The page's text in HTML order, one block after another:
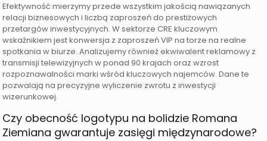
Efektywność mierzymy przede wszystkim jakością nawiązanych
relacji biznesowych i liczbą zaproszeń do prestiżowych
przetargów inwestycyjnych. W sektorze CRE kluczowym
wskaźnikiem jest konwersja z zaproszeń VIP na torze na realne
spotkania w biurze. Analizujemy również ekwiwalent reklamowy z
transmisji telewizyjnych w ponad 90 krajach oraz wzrost
rozpoznawalności marki wśród kluczowych najemców. Dane te
pozwalają na precyzyjne wyliczenie zwrotu z inwestycji
wizerunkowej.
Czy obecność logotypu na bolidzie Romana
Ziemiana gwarantuje zasięgi międzynarodowe?